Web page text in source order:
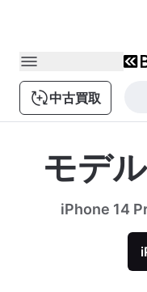
中古買取
モデ
iPhone 14